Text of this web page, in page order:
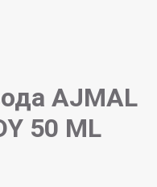
AJMAL
50 ML